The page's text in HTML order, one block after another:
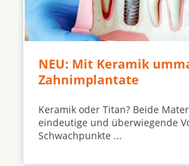
NEU: Mit Keramik
Zahnimplantate
Keramik oder Titan? Beide
eindeutige und überwiegende
Schwachpunkte ...